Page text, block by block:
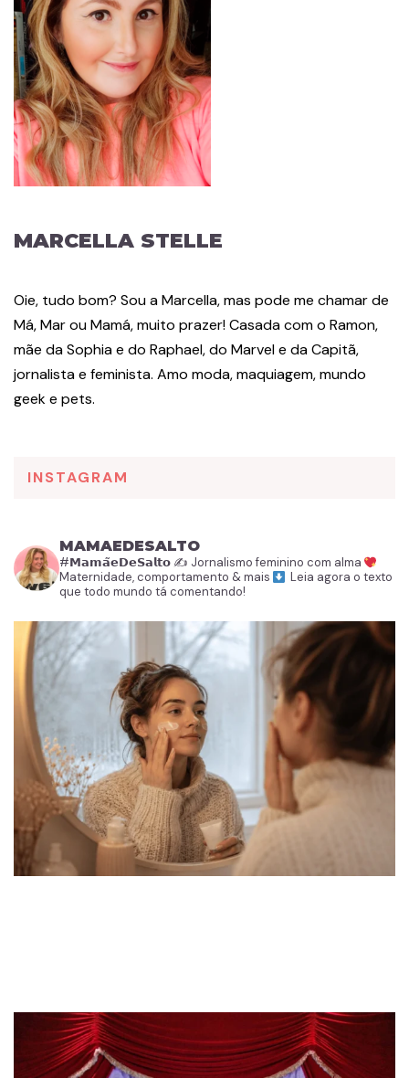
MARCELLA STELLE
Oie, tudo bom? Sou a Marcella, mas pode me chamar de
Má, Mar ou Mamá, muito prazer! Casada com o Ramon,
mãe da Sophia e do Raphael, do Marvel e da Capitã,
jornalista e feminista. Amo moda, maquiagem, mundo
geek e pets.
INSTAGRAM
MAMAEDESALTO
#𝗠𝗮𝗺𝗮̃𝗲𝗗𝗲𝗦𝗮𝗹𝘁𝗼 ✍️ Jornalismo feminino com alma
Maternidade, comportamento & mais
Leia agora o texto
que todo mundo tá comentando!